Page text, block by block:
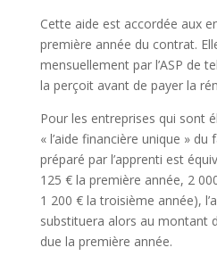
Cette aide est accordée aux
première année du contrat.
mensuellement par l’ASP de
la perçoit avant de payer la
Pour les entreprises qui sont
« l’aide financière unique »
préparé par l’apprenti est
125 € la première année, 2
1 200 € la troisième année),
substituera alors au montant
due la première année.